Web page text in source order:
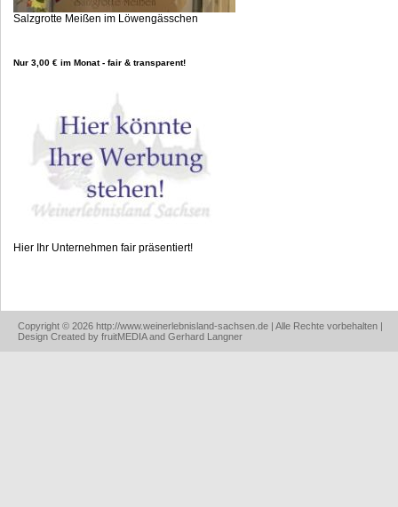
Salzgrotte Meißen im Löwengässchen
Nur 3,00 € im Monat - fair & transparent!
Hier Ihr Unternehmen fair präsentiert!
Copyright © 2026 http://www.weinerlebnisland-sachsen.de | Alle Rechte vorbehalten |
Design Created by fruitMEDIA and Gerhard Langner